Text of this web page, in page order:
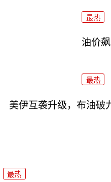
最热
油价
最热
美伊互袭升级，布油破
最热